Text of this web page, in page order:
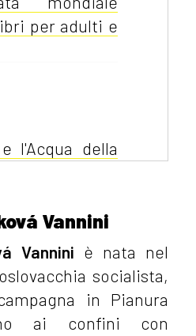
per adulti e
l'Acqua della
piacciono ai
Vannini
Vannini è nata nel
socialista,
in Pianura
ai confini con